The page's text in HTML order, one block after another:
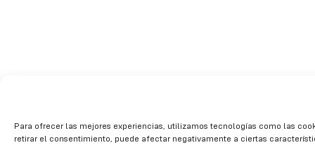
Para ofrecer las mejores experiencias, utilizamos tecnologías como las
retirar el consentimiento, puede afectar negativamente a ciertas